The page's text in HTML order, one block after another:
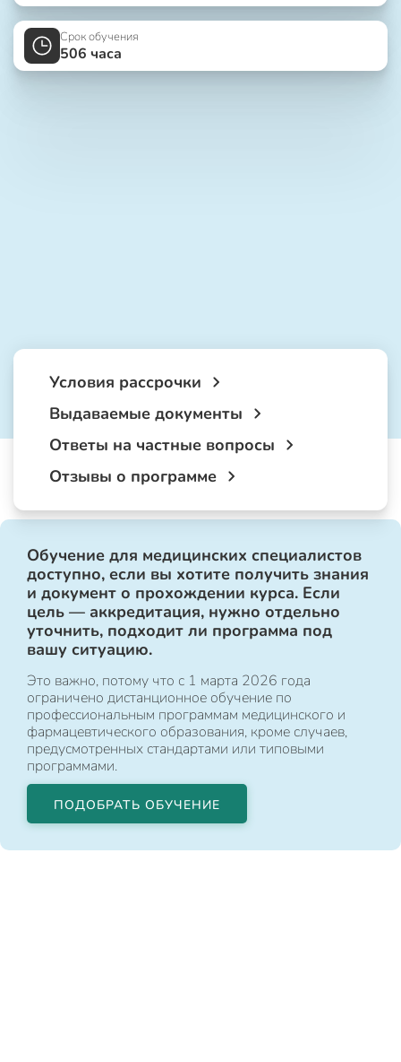
Срок обучения
506 часа
Условия рассрочки
Выдаваемые документы
Ответы на частные вопросы
Отзывы о программе
Обучение для медицинских специалистов
доступно, если вы хотите получить знания
и документ о прохождении курса. Если
цель — аккредитация, нужно отдельно
уточнить, подходит ли программа под
вашу ситуацию.
Это важно, потому что с 1 марта 2026 года
ограничено дистанционное обучение по
профессиональным программам медицинского и
фармацевтического образования, кроме случаев,
предусмотренных стандартами или типовыми
программами.
ПОДОБРАТЬ ОБУЧЕНИЕ